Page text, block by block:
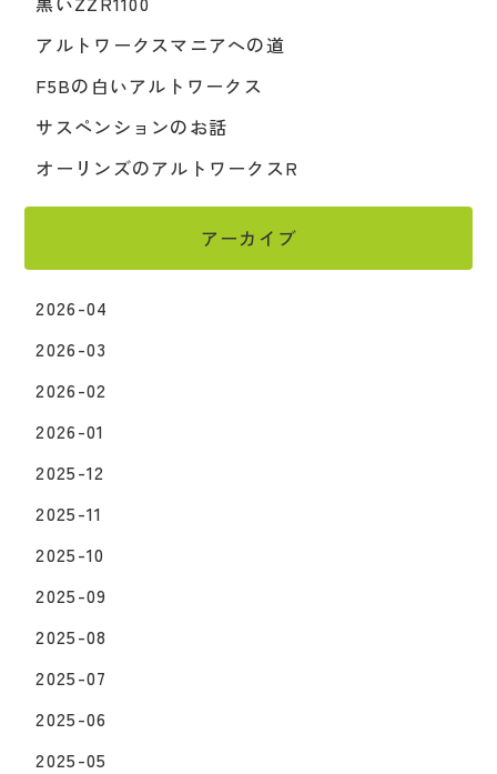
アルトワークスマニアへの道
F5Bの白いアルトワークス
サスペンションのお話
オーリンズのアルトワークスR
アーカイブ
2026-04
2026-03
2026-02
2026-01
2025-12
2025-11
2025-10
2025-09
2025-08
2025-07
2025-06
2025-05